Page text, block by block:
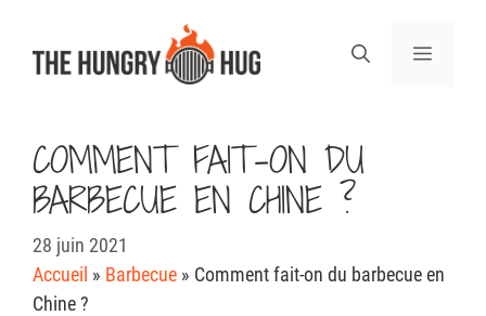
contenu
COMMENT FAIT-ON DU
BARBECUE EN CHINE ?
28 juin 2021
Accueil » Barbecue » Comment fait-on du barbecue en
Chine ?
Menu